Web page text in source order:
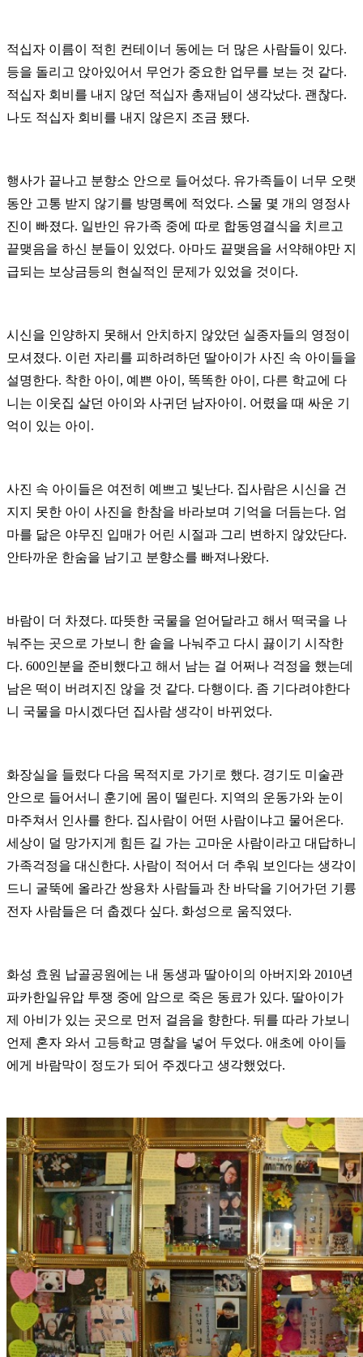
적십자 이름이 적힌 컨테이너 동에는 더 많은 사람들이 있다.
등을 돌리고 앉아있어서 무언가 중요한 업무를 보는 것 같다.
적십자 회비를 내지 않던 적십자 총재님이 생각났다. 괜찮다.
나도 적십자 회비를 내지 않은지 조금 됐다.
행사가 끝나고 분향소 안으로 들어섰다. 유가족들이 너무 오랫
동안 고통 받지 않기를 방명록에 적었다. 스물 몇 개의 영정사
진이 빠졌다. 일반인 유가족 중에 따로 합동영결식을 치르고
끝맺음을 하신 분들이 있었다. 아마도 끝맺음을 서약해야만 지
급되는 보상금등의 현실적인 문제가 있었을 것이다.
시신을 인양하지 못해서 안치하지 않았던 실종자들의 영정이
모셔졌다. 이런 자리를 피하려하던 딸아이가 사진 속 아이들을
설명한다. 착한 아이, 예쁜 아이, 똑똑한 아이, 다른 학교에 다
니는 이웃집 살던 아이와 사귀던 남자아이. 어렸을 때 싸운 기
억이 있는 아이.
사진 속 아이들은 여전히 예쁘고 빛난다. 집사람은 시신을 건
지지 못한 아이 사진을 한참을 바라보며 기억을 더듬는다. 엄
마를 닮은 야무진 입매가 어린 시절과 그리 변하지 않았단다.
안타까운 한숨을 남기고 분향소를 빠져나왔다.
바람이 더 차졌다. 따뜻한 국물을 얻어달라고 해서 떡국을 나
눠주는 곳으로 가보니 한 솥을 나눠주고 다시 끓이기 시작한
다. 600인분을 준비했다고 해서 남는 걸 어쩌나 걱정을 했는데
남은 떡이 버려지진 않을 것 같다. 다행이다. 좀 기다려야한다
니 국물을 마시겠다던 집사람 생각이 바뀌었다.
화장실을 들렀다 다음 목적지로 가기로 했다. 경기도 미술관
안으로 들어서니 훈기에 몸이 떨린다. 지역의 운동가와 눈이
마주쳐서 인사를 한다. 집사람이 어떤 사람이냐고 물어온다.
세상이 덜 망가지게 힘든 길 가는 고마운 사람이라고 대답하니
가족걱정을 대신한다. 사람이 적어서 더 추워 보인다는 생각이
드니 굴뚝에 올라간 쌍용차 사람들과 찬 바닥을 기어가던 기륭
전자 사람들은 더 춥겠다 싶다. 화성으로 움직였다.
화성 효원 납골공원에는 내 동생과 딸아이의 아버지와 2010년
파카한일유압 투쟁 중에 암으로 죽은 동료가 있다. 딸아이가
제 아비가 있는 곳으로 먼저 걸음을 향한다. 뒤를 따라 가보니
언제 혼자 와서 고등학교 명찰을 넣어 두었다. 애초에 아이들
에게 바람막이 정도가 되어 주겠다고 생각했었다.